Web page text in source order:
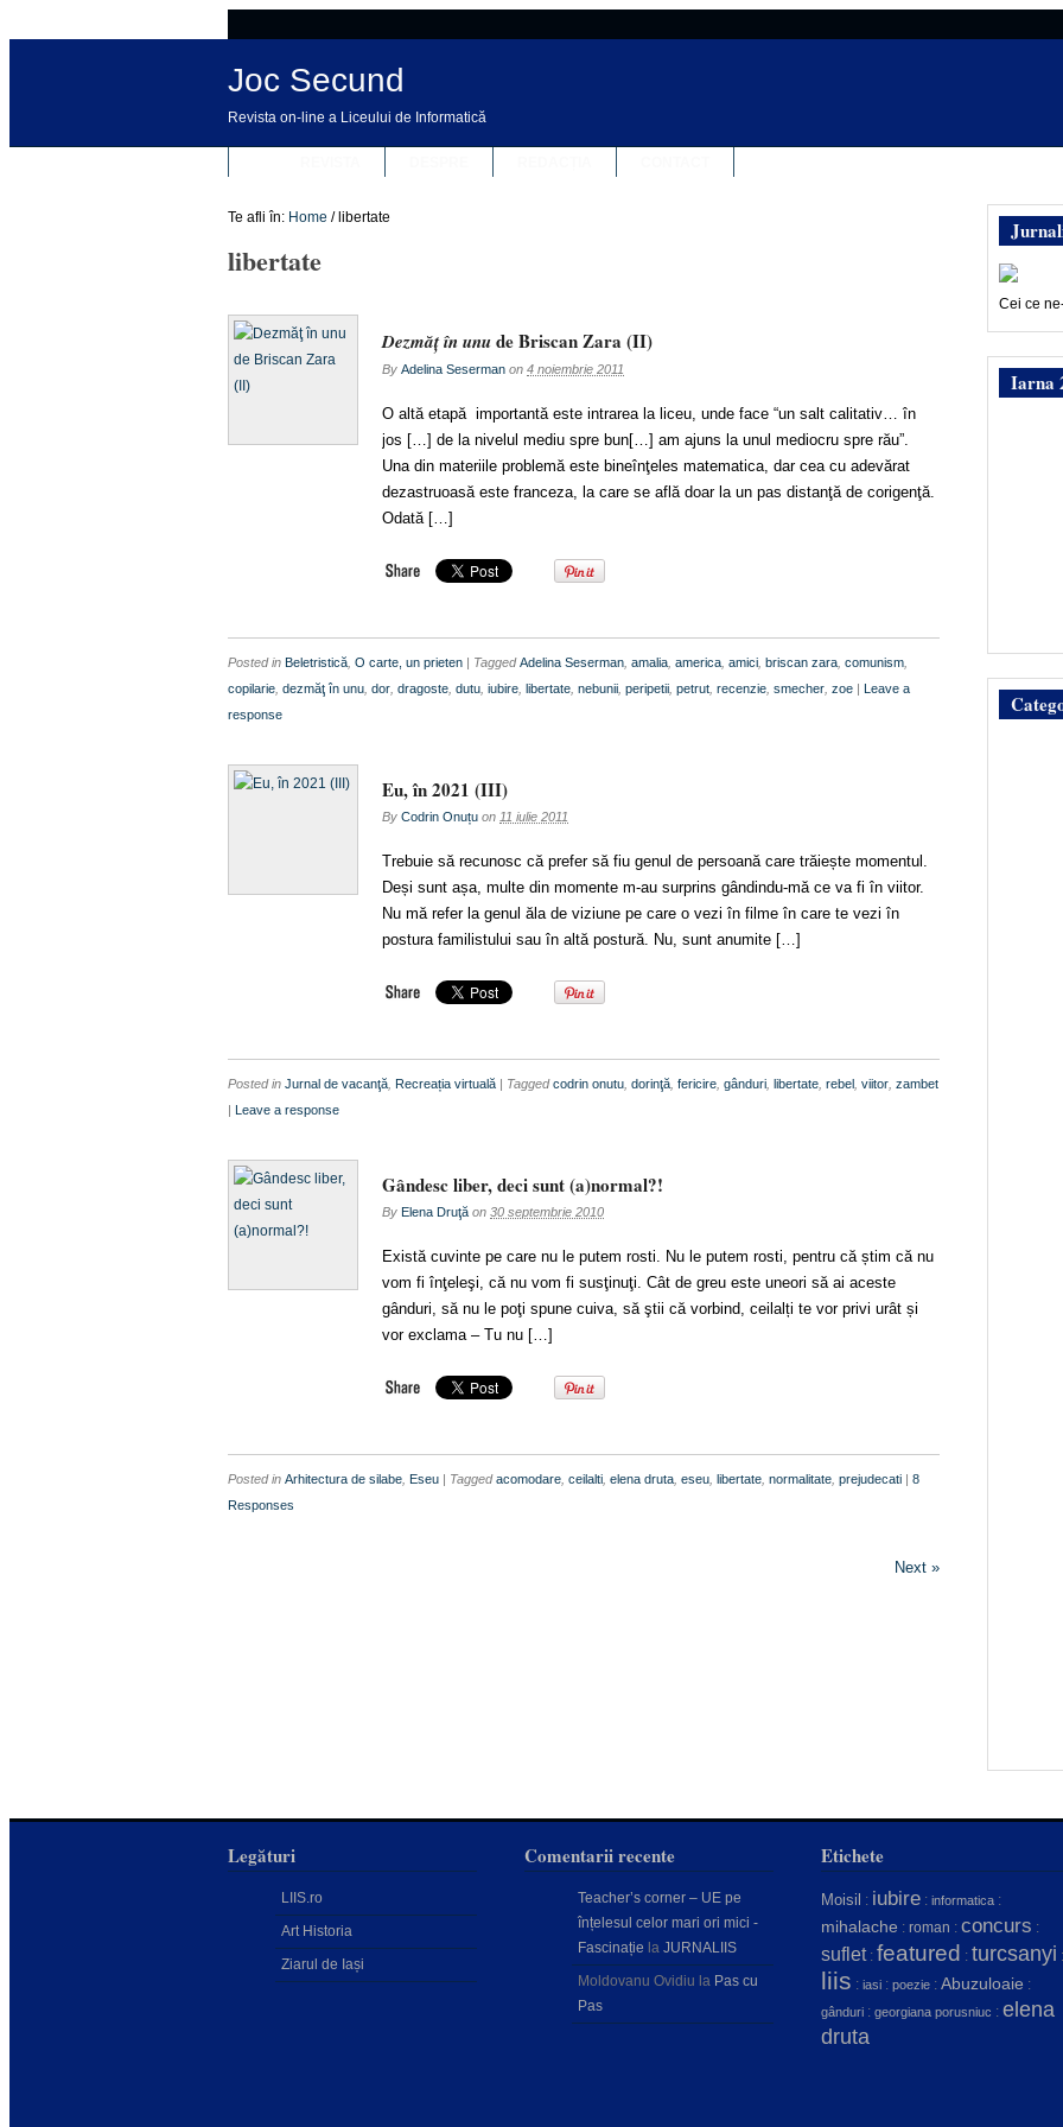
Joc Secund
Revista on-line a Liceului de Informatică
Te afli în: Home / libertate
libertate
Dezmăţ în unude Briscan Zara (II)
By Adelina Seserman on 4 noiembrie 2011
O altă etapă importantă este intrarea la liceu, unde face “un salt calitativ… în
jos […] de la nivelul mediu spre bun[…] am ajuns la unul mediocru spre rău”.
Una din materiile problemă este bineînţeles matematica, dar cea cu adevărat
dezastruoasă este franceza, la care se află doar la un pas distanţă de corigenţă.
Odată […]
Posted in Beletristică O carte, un prieten | TaggedAdelina Seserman amalia america amici briscan zara comunism
copilarie dezmăţ în unu dor dragoste dutu iubire libertate nebunii peripetii petrut recenzie smecher zoe | Leave a
response
Eu, în 2021 (III)
By Codrin Onuțu on 11 iulie 2011
Trebuie să recunosc că prefer să fiu genul de persoană care trăiește momentul.
Deși sunt așa, multe din momente m-au surprins gândindu-mă ce va fi în viitor.
Nu mă refer la genul ăla de viziune pe care o vezi în filme în care te vezi în
postura familistului sau în altă postură. Nu, sunt anumite […]
Posted in Jurnal de vacanţă Recreația virtuală | Taggedcodrin onutu dorinţă fericire gânduri libertate rebel viitor zambet
| Leave a response
Gândesc liber, deci sunt (a)normal?!
By Elena Druţă on 30 septembrie 2010
Există cuvinte pe care nu le putem rosti. Nu le putem rosti, pentru că știm că nu
vom fi înţeleşi, că nu vom fi susţinuţi. Cât de greu este uneori să ai aceste
gânduri, să nu le poţi spune cuiva, să ştii că vorbind, ceilalți te vor privi urât și
vor exclama – Tu nu […]
Posted in Arhitectura de silabe Eseu | Taggedacomodare ceilalti elena druta eseu libertate normalitate prejudecati | 8
Responses
Next »
Cei ce
Iarna
Legături
LIIS.ro
Art Historia
Ziarul de Iași
Comentarii recente
Teacher’s corner – UE pe
înțelesul celor mari ori mici -
Fascinație la JURNALIIS
Moldovanu Ovidiu la Pas cu
Pas
Etichete
Moisil : iubire : informatica :
mihalache : roman : concurs :
suflet: featured : turcsanyi :
liis : iasi : poezie : Abuzuloaie :
gânduri : georgiana porusniuc : elena
druta